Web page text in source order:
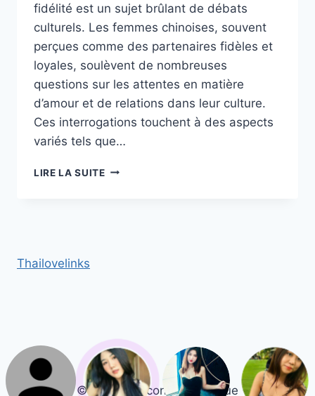
fidélité est un sujet brûlant de débats
culturels. Les femmes chinoises, souvent
perçues comme des partenaires fidèles et
loyales, soulèvent de nombreuses
questions sur les attentes en matière
d’amour et de relations dans leur culture.
Ces interrogations touchent à des aspects
variés tels que…
LIRE LA SUITELES
Thailovelinks
© 2026 Rencontre Asiatique